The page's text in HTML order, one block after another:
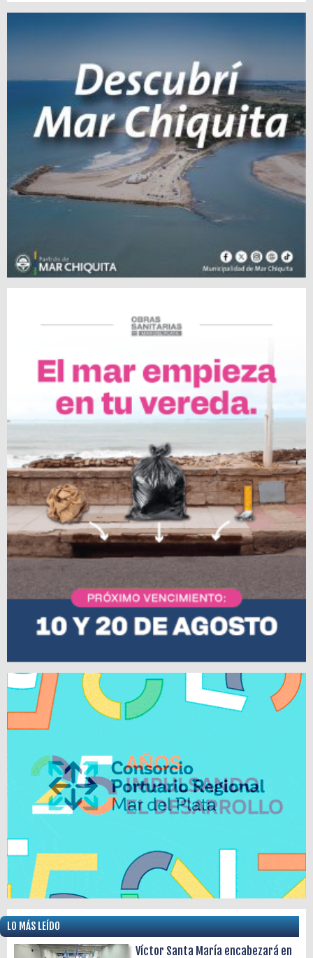
LO MÁS LEÍDO
Víctor Santa María encabezará en